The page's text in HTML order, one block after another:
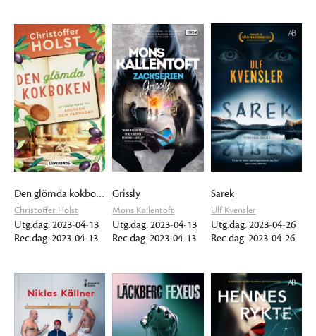
Den glömda kokboken
Christoffer Holst
Utg.dag. 2023-04-13
Rec.dag. 2023-04-13
Grissly
Mons Kallentoft
Utg.dag. 2023-04-13
Rec.dag. 2023-04-13
Sarek
Ulf Kvensler
Utg.dag. 2023-04-26
Rec.dag. 2023-04-26